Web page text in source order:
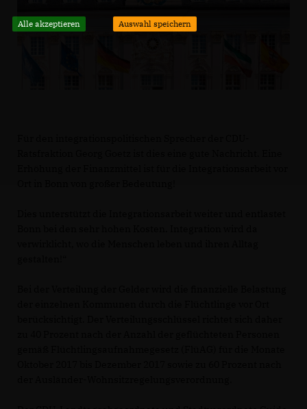
Alle akzeptieren Auswahl speichern